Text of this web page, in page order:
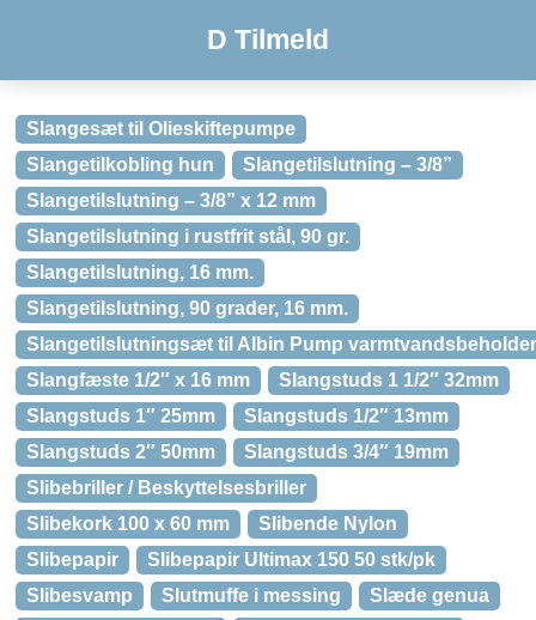
D Tilmeld
Slangesæt til Olieskiftepumpe
Slangetilkobling hun
Slangetilslutning – 3/8”
Slangetilslutning – 3/8” x 12 mm
Slangetilslutning i rustfrit stål, 90 gr.
Slangetilslutning, 16 mm.
Slangetilslutning, 90 grader, 16 mm.
Slangetilslutningsæt til Albin Pump varmtvandsbeholder
Slangfæste 1/2″ x 16 mm
Slangstuds 1 1/2″ 32mm
Slangstuds 1″ 25mm
Slangstuds 1/2″ 13mm
Slangstuds 2″ 50mm
Slangstuds 3/4″ 19mm
Slibebriller / Beskyttelsesbriller
Slibekork 100 x 60 mm
Slibende Nylon
Slibepapir
Slibepapir Ultimax 150 50 stk/pk
Slibesvamp
Slutmuffe i messing
Slæde genua